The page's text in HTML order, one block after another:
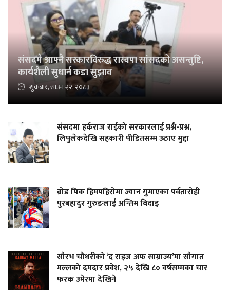
संसदमै आफ्नै सरकारविरुद्ध रास्वपा सांसदको असन्तुष्टि,
कार्यशैली सुधार्न कडा सुझाव
शुक्रबार, साउन २२, २०८३
संसदमा हर्कराज राईको सरकारलाई प्रश्नै-प्रश्न,
लिपुलेकदेखि सहकारी पीडितसम्म उठाए मुद्दा
ब्रोड पिक हिमपहिरोमा ज्यान गुमाएका पर्वतारोही
पुरबहादुर गुरुङलाई अन्तिम बिदाइ
सौरभ चौधरीको ‘द राइज अफ साम्राज्य’मा सौगात
मल्लको दमदार प्रवेश, २५ देखि ८० वर्षसम्मका चार
फरक उमेरमा देखिने